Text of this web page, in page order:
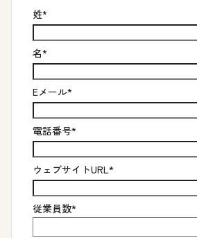
姓*
名*
Eメール*
電話番号*
ウェブサイトURL*
従業員数*